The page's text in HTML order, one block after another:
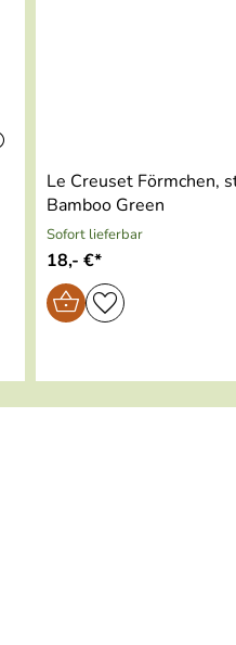
Le Creuset Förmchen,
Bamboo Green
Sofort lieferbar
18,- €*